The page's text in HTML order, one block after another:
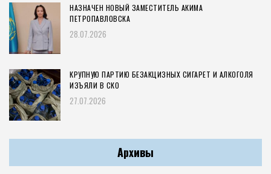
НАЗНАЧЕН НОВЫЙ ЗАМЕСТИТЕЛЬ АКИМА
ПЕТРОПАВЛОВСКА
28.07.2026
КРУПНУЮ ПАРТИЮ БЕЗАКЦИЗНЫХ СИГАРЕТ И АЛКОГОЛЯ
ИЗЪЯЛИ В СКО
27.07.2026
Архивы